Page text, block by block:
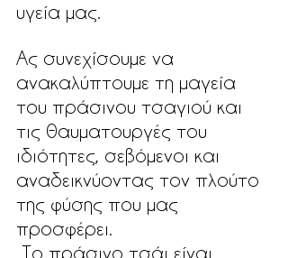
υγεία μας.
Ας συνεχίσουμε να
ανακαλύπτουμε τη μαγεία
του πράσινου τσαγιού και
τις θαυματουργές του
ιδιότητες, σεβόμενοι και
αναδεικνύοντας τον πλούτο
της φύσης που μας
προσφέρει.